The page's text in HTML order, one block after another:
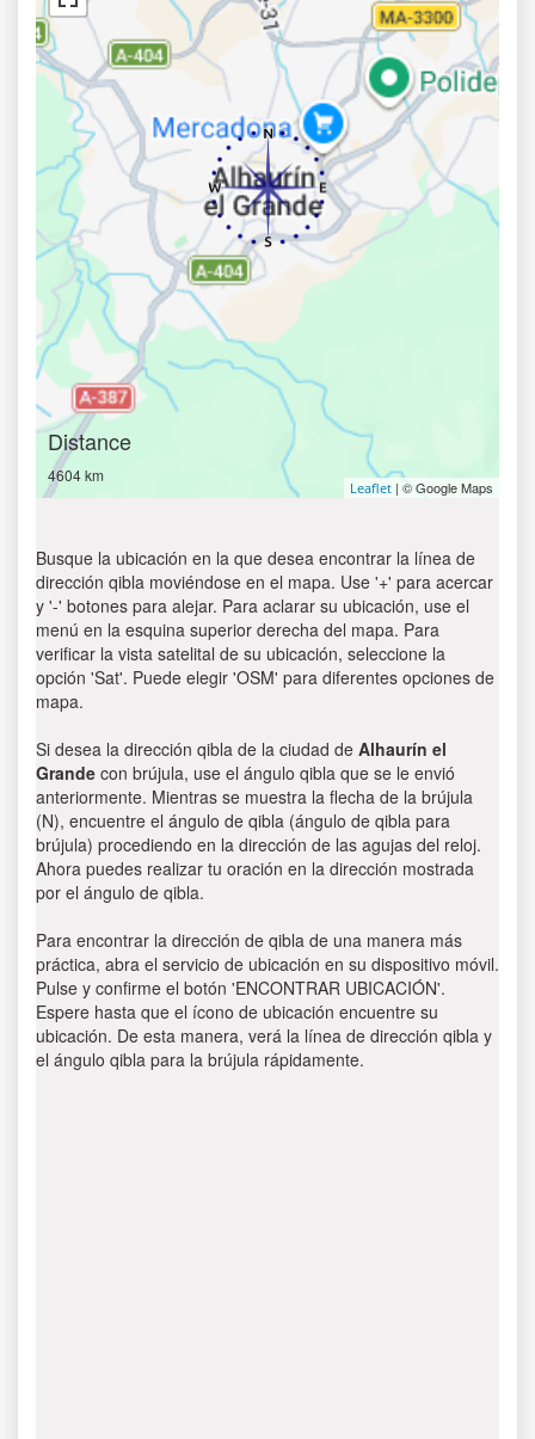
Distance
4604 km
Leaflet | © Google Maps
Busque la ubicación en la que desea encontrar la línea de
dirección qibla moviéndose en el mapa. Use '+' para acercar
y '-' botones para alejar. Para aclarar su ubicación, use el
menú en la esquina superior derecha del mapa. Para
verificar la vista satelital de su ubicación, seleccione la
opción 'Sat'. Puede elegir 'OSM' para diferentes opciones de
mapa.
Si desea la dirección qibla de la ciudad de Alhaurín el
Grande con brújula, use el ángulo qibla que se le envió
anteriormente. Mientras se muestra la flecha de la brújula
(N), encuentre el ángulo de qibla (ángulo de qibla para
brújula) procediendo en la dirección de las agujas del reloj.
Ahora puedes realizar tu oración en la dirección mostrada
por el ángulo de qibla.
Para encontrar la dirección de qibla de una manera más
práctica, abra el servicio de ubicación en su dispositivo móvil.
Pulse y confirme el botón 'ENCONTRAR UBICACIÓN'.
Espere hasta que el ícono de ubicación encuentre su
ubicación. De esta manera, verá la línea de dirección qibla y
el ángulo qibla para la brújula rápidamente.